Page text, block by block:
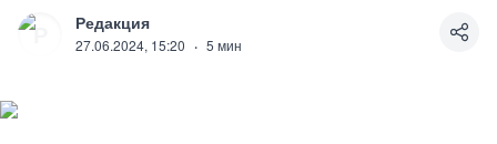
Р Редакция
27.06.2024, 15:20 · 5 мин